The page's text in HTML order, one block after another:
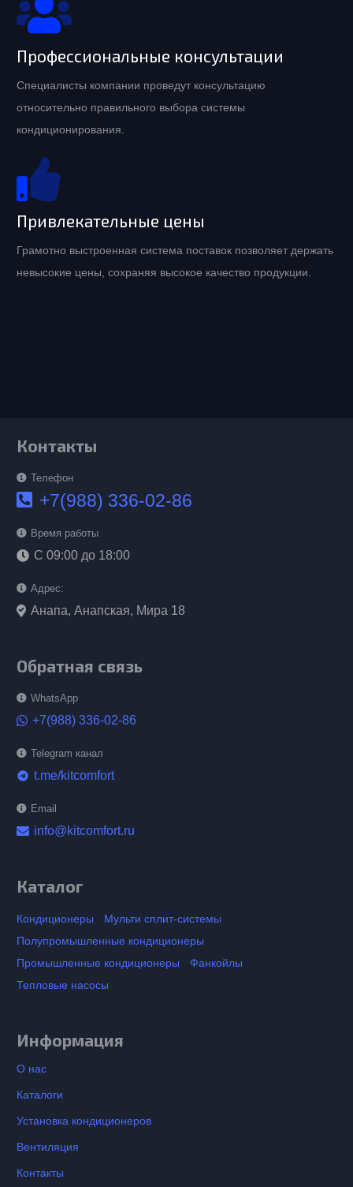
Профессиональные консультации
Специалисты компании проведут консультацию
относительно правильного выбора системы
кондиционирования.
Привлекательные цены
Грамотно выстроенная система поставок позволяет держать
невысокие цены, сохраняя высокое качество продукции.
Контакты
Телефон
+7(988) 336-02-86
Время работы
С 09:00 до 18:00
Адрес:
Анапа, Анапская, Мира 18
Обратная связь
WhatsApp
+7(988) 336-02-86
Telegram канал
telegram t.me/kitcomfort
Email
info@kitcomfort.ru
Каталог
Кондиционеры
Мульти сплит-системы
Полупромышленные кондиционеры
Промышленные кондиционеры
Фанкойлы
Тепловые насосы
Информация
О нас
Каталоги
Установка кондиционеров
Вентиляция
Контакты